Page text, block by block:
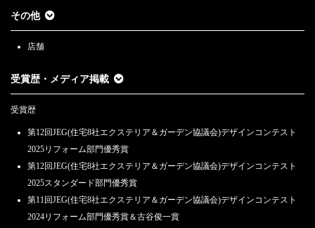
その他
店舗
受賞歴・メディア掲載
受賞歴
第12回JEG(住宅8社エクステリア＆ガーデン協議会)デザインコンテスト
2025リフォーム部門優秀賞
第12回JEG(住宅8社エクステリア＆ガーデン協議会)デザインコンテスト
2025スタンダード部門優秀賞
第11回JEG(住宅8社エクステリア＆ガーデン協議会)デザインコンテスト
2024リフォーム部門優秀賞＆古谷俊一賞